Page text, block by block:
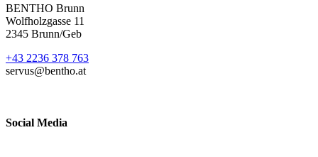
BENTHO Brunn
Wolfholzgasse 11
2345 Brunn/Geb
+43 2236 378 763
servus@bentho.at
Social Media